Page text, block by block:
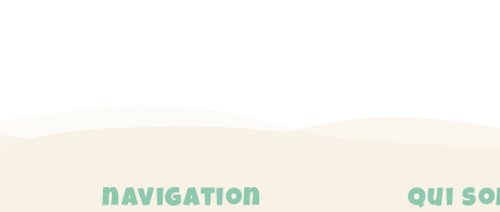
navigation Qui